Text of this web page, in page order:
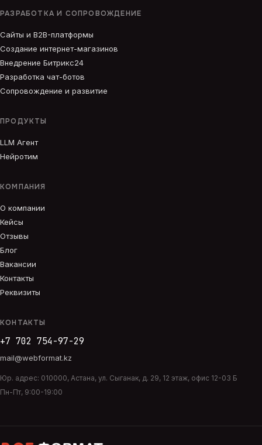
РАЗРАБОТКА И СОПРОВОЖДЕНИЕ
Сайты и B2B-платформы
Создание интернет-магазинов
Внедрение Битрикс24
Разработка чат-ботов
Сопровождение и развитие
ПРОДУКТЫ
LLM Агент
Нейротим
КОМПАНИЯ
О компании
Кейсы
Отзывы
Блог
Вакансии
Контакты
Реквизиты
КОНТАКТЫ
+7 702 754-97-29
mail@webformat.kz
Юр. адрес: 010000, Астана, ул. Сыганак, д. 29, 12 этаж, офис 12-03 Б
Пн-Пт, 9:00-19:00